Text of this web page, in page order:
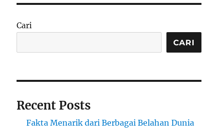
Ekosistem
Misterius
yang
Ilmuwan
Cari
CARI
Recent Posts
Fakta Menarik dari Berbagai Belahan Dunia